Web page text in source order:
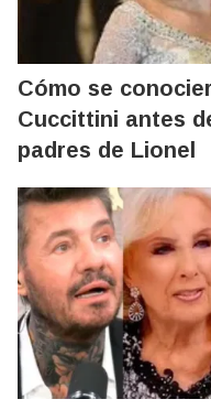
Cómo se
Cuccittini antes
padres de Lionel